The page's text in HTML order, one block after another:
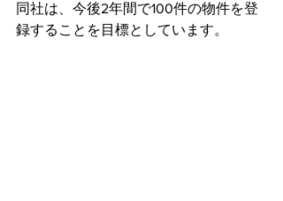
同社は、今後2年間で100件の物件を登
録することを目標としています。